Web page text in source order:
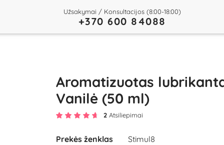
Užsakymai / Konsultacijos (8:00-18:00)
+370 600 84088
Aromatizuotas
Vanilė (50 ml)
2 Atsiliepimai
Prekės ženklas Stimul8